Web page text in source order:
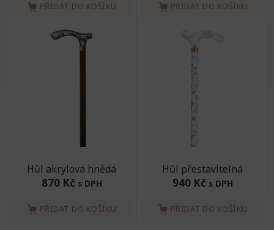
PŘIDAT DO KOŠÍKU PŘIDAT DO KOŠÍKU
Hůl akrylová hnědá
870 Kč s DPH
PŘIDAT DO KOŠÍKU
Hůl přestavitelná
940 Kč s DPH
PŘIDAT DO KOŠÍKU